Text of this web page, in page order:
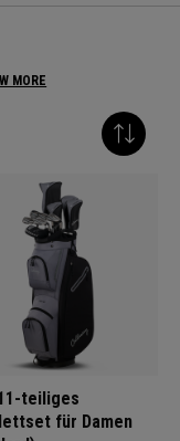
MORE
teiliges
für Damen